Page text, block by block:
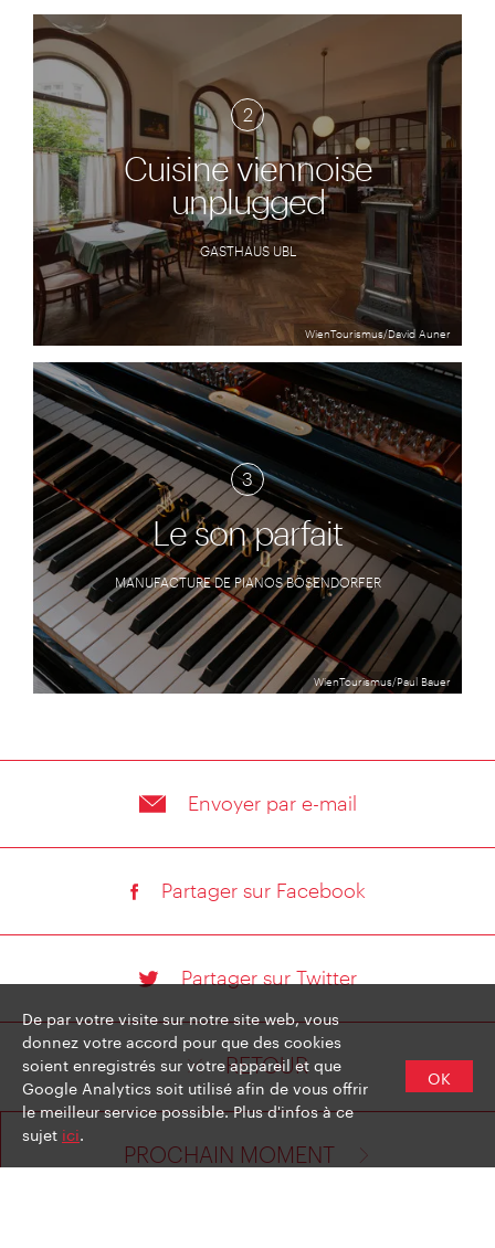
WienTourismus/David Auner
2
Cuisine viennoise
unplugged
GASTHAUS UBL
WienTourismus/Paul Bauer
3
Le son parfait
MANUFACTURE DE PIANOS BÖSENDORFER
Envoyer par e-mail
Partager sur Facebook
Partager sur Twitter
RETOUR
PROCHAIN MOMENT
De par votre visite sur notre site web, vous
donnez votre accord pour que des cookies
soient enregistrés sur votre appareil et que
Google Analytics soit utilisé afin de vous offrir
le meilleur service possible. Plus d'infos à ce
sujet ici.
OK